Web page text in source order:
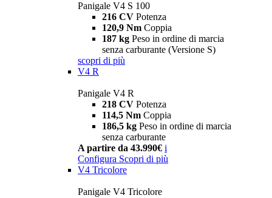
Panigale V4 S 100
216 CV Potenza
120,9 Nm Coppia
187 kg Peso in ordine di marcia
senza carburante (Versione S)
scopri di più
V4 R
Panigale V4 R
218 CV Potenza
114,5 Nm Coppia
186,5 kg Peso in ordine di marcia
senza carburante
A partire da 43.990€ i
Configura Scopri di più
V4 Tricolore
Panigale V4 Tricolore